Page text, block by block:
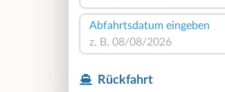
Abfahrtsdatum eingeben
Rückfahrt